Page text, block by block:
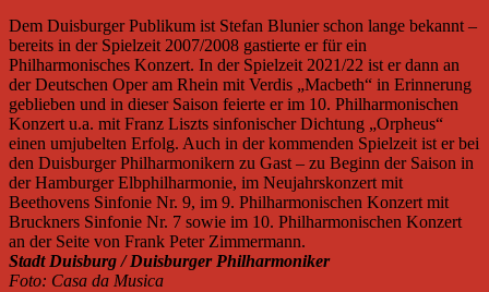
Dem Duisburger Publikum ist Stefan Blunier schon lange bekannt –
bereits in der Spielzeit 2007/2008 gastierte er für ein
Philharmonisches Konzert. In der Spielzeit 2021/22 ist er dann an
der Deutschen Oper am Rhein mit Verdis „Macbeth“ in Erinnerung
geblieben und in dieser Saison feierte er im 10. Philharmonischen
Konzert u.a. mit Franz Liszts sinfonischer Dichtung „Orpheus“
einen umjubelten Erfolg. Auch in der kommenden Spielzeit ist er bei
den Duisburger Philharmonikern zu Gast – zu Beginn der Saison in
der Hamburger Elbphilharmonie, im Neujahrskonzert mit
Beethovens Sinfonie Nr. 9, im 9. Philharmonischen Konzert mit
Bruckners Sinfonie Nr. 7 sowie im 10. Philharmonischen Konzert
an der Seite von Frank Peter Zimmermann.
Stadt Duisburg / Duisburger Philharmoniker
Foto: Casa da Musica